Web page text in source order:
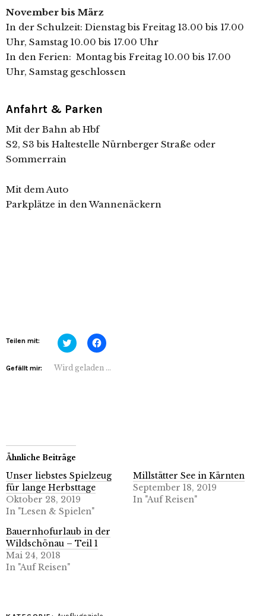
November bis März
In der Schulzeit: Dienstag bis Freitag 13.00 bis 17.00
Uhr, Samstag 10.00 bis 17.00 Uhr
In den Ferien: Montag bis Freitag 10.00 bis 17.00
Uhr, Samstag geschlossen
Anfahrt & Parken
Mit der Bahn ab Hbf
S2, S3 bis Haltestelle Nürnberger Straße oder
Sommerrain
Mit dem Auto
Parkplätze in den Wannenäckern
Teilen mit: Klick,
um
Twitter
zu
Klick,
um
Facebook
zu
Gefällt mir: Wird geladen …
Ähnliche Beiträge
Unser liebstes Spielzeug
für lange Herbsttage
Oktober 28, 2019
In "Lesen & Spielen"
Millstätter See in Kärnten
September 18, 2019
In "Auf Reisen"
Bauernhofurlaub in der
Wildschönau – Teil 1
Mai 24, 2018
In "Auf Reisen"